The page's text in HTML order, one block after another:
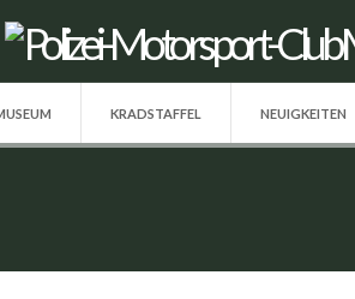
KRADSTAFFEL NEUIGKEITEN